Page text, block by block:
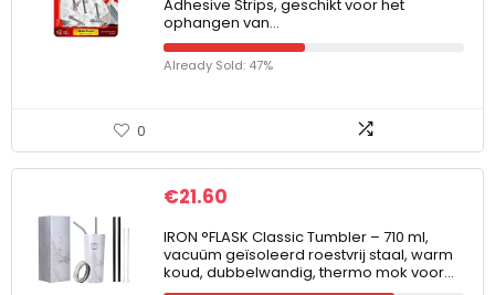
Adhesive Strips, geschikt voor het
ophangen van…
Already Sold: 47%
0
€21.60
IRON °FLASK Classic Tumbler – 710 ml,
vacuüm geïsoleerd roestvrij staal, warm
koud, dubbelwandig, thermo mok voor…